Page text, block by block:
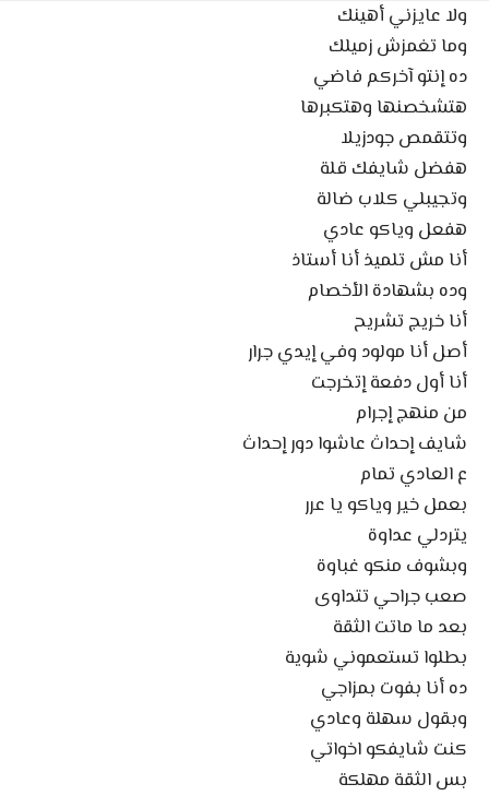
ولا عايزني أهينك
وما تغمزش زميلك
ده إنتو آخركم فاضي
هتشخصنها وهتكبرها
وتتقمص جودزيلا
هفضل شايفك قلة
وتجيبلي كلاب ضالة
هفعل وياكو عادي
أنا مش تلميذ أنا أستاذ
وده بشهادة الأخصام
أنا خريج تشريح
أصل أنا مولود وفي إيدي جرار
أنا أول دفعة إتخرجت
من منهج إجرام
شايف إحداث عاشوا دور إحداث
ع العادي تمام
بعمل خير وياكو يا عرر
يتردلي عداوة
وبشوف منكو غباوة
صعب جراحي تتداوى
بعد ما ماتت الثقة
بطلوا تستعموني شوية
ده أنا بفوت بمزاجي
وبقول سهلة وعادي
كنت شايفكو اخواتي
بس الثقة مهلكة